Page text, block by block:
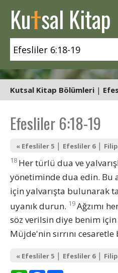
Kutsal Kitap
Kutsal Kitap Bölümleri |
Efesliler 6:18-19
« Efesliler 5 | Efesliler 6|
18 Her türlü dua ve
yönetiminde dua edin.
için yalvarışta bulunarak
uyanık durun. 19Ağzımı
söz verilsin diye benim
Müjde'nin sırrını
« Efesliler 5 | Efesliler 6|